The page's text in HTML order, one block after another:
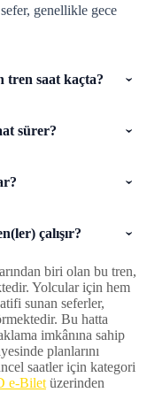
genellikle gece
tren saat kaçta?
sürer?
çalışır?
biri olan bu tren,
Yolcular için hem
sunan seferler,
Bu hatta
imkânına sahip
planlarını
saatler için kategori
e-Bilet üzerinden